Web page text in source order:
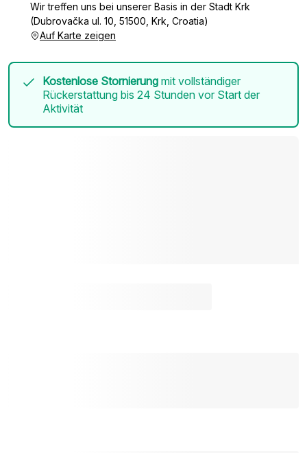
Wir treffen uns bei unserer Basis in der Stadt Krk
(Dubrovačka ul. 10, 51500, Krk, Croatia)
Auf Karte zeigen
Kostenlose Stornierung mit vollständiger
Rückerstattung bis 24 Stunden vor Start der
Aktivität